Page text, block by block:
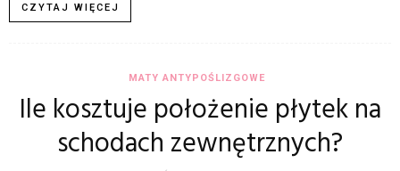
CZYTAJ WIĘCEJ
MATY ANTYPOŚLIZGOWE
Ile kosztuje położenie płytek na
schodach zewnętrznych?